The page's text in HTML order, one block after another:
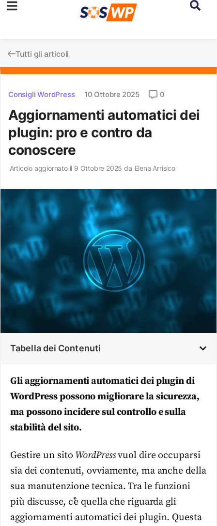
Tutti gli articoli
Consigli WordPress 10 Ottobre 2025 0
Aggiornamenti automatici dei
plugin: pro e contro da
conoscere
Articolo aggiornato il 9 Ottobre 2025 da Elena Arrisico
Tabella dei Contenuti
Gli aggiornamenti automatici dei plugin di
WordPress possono migliorare la sicurezza,
ma possono incidere sul controllo e sulla
stabilità del sito.
Gestire un sito WordPressvuol dire occuparsi
sia dei contenuti, ovviamente, ma anche della
sua manutenzione tecnica. Tra le funzioni
più discusse, c’è quella che riguarda gli
aggiornamenti automatici dei plugin. Questa